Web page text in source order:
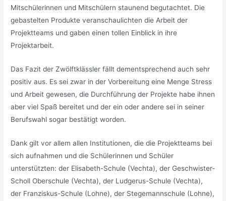
Mitschülerinnen und Mitschülern staunend begutachtet. Die
gebastelten Produkte veranschaulichten die Arbeit der
Projektteams und gaben einen tollen Einblick in ihre
Projektarbeit.
Das Fazit der Zwölftklässler fällt dementsprechend auch sehr
positiv aus. Es sei zwar in der Vorbereitung eine Menge Stress
und Arbeit gewesen, die Durchführung der Projekte habe ihnen
aber viel Spaß bereitet und der ein oder andere sei in seiner
Berufswahl sogar bestätigt worden.
Dank gilt vor allem allen Institutionen, die die Projektteams bei
sich aufnahmen und die Schülerinnen und Schüler
unterstützten: der Elisabeth-Schule (Vechta), der Geschwister-
Scholl Oberschule (Vechta), der Ludgerus-Schule (Vechta),
der Franziskus-Schule (Lohne), der Stegemannschule (Lohne),